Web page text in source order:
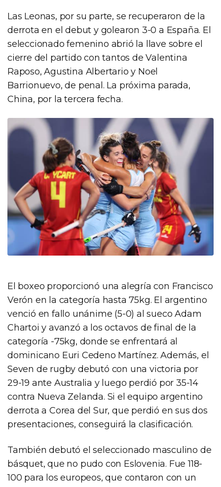
Las Leonas, por su parte, se recuperaron de la
derrota en el debut y golearon 3-0 a España. El
seleccionado femenino abrió la llave sobre el
cierre del partido con tantos de Valentina
Raposo, Agustina Albertario y Noel
Barrionuevo, de penal. La próxima parada,
China, por la tercera fecha.
El boxeo proporcionó una alegría con Francisco
Verón en la categoría hasta 75kg. El argentino
venció en fallo unánime (5-0) al sueco Adam
Chartoi y avanzó a los octavos de final de la
categoría -75kg, donde se enfrentará al
dominicano Euri Cedeno Martínez. Además, el
Seven de rugby debutó con una victoria por
29-19 ante Australia y luego perdió por 35-14
contra Nueva Zelanda. Si el equipo argentino
derrota a Corea del Sur, que perdió en sus dos
presentaciones, conseguirá la clasificación.
También debutó el seleccionado masculino de
básquet, que no pudo con Eslovenia. Fue 118-
100 para los europeos, que contaron con un